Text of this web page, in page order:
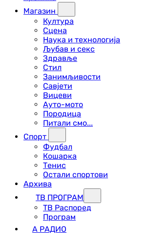
Магазин
Култура
Сцена
Наука и технологија
Љубав и секс
Здравље
Стил
Занимљивости
Савјети
Вицеви
Ауто-мото
Породица
Питали смо...
Спорт
Фудбал
Кошарка
Тенис
Остали спортови
Архива
ТВ ПРОГРАМ
ТВ Распоред
Програм
А РАДИО